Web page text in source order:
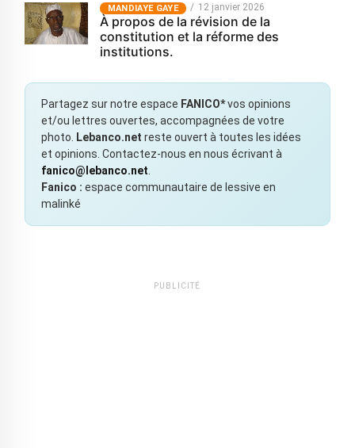
MANDIAYE GAYE 12 janvier 2026
À propos de la révision de la
constitution et la réforme des
institutions.
Partagez sur notre espace FANICO*vos opinions
et/ou lettres ouvertes, accompagnées de votre
photo.
Lebanco.net reste ouvert à toutes les idées
et opinions. Contactez-nous en nous écrivant à
fanico@lebanco.net
Fanico : espace communautaire de lessive en
malinké
PUBLICITÉ